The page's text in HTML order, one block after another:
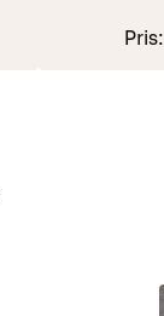
Pris: